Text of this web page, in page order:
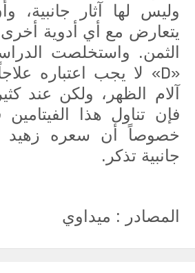
وليس لها آثار جانبية،
يتعارض مع أي أدوية
الثمن. واستخلصت
«
D» لا يجب اعتباره
آلام الظهر، ولكن عند
فإن تناول هذا
خصوصاً أن سعره زهيد
جانبية تذكر.
المصادر : ميداوي